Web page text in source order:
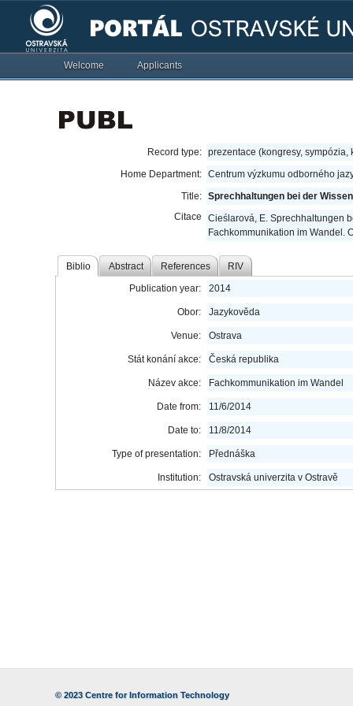
Welcome Applicants
Record type: prezentace (kongresy, sympózia,
Home Department: Centrum výzkumu odborného
Title: Sprechhaltungen bei der
Citace
Cieślarová, E. Sprechhaltungen
Fachkommunikation im Wandel.
Biblio Abstract References RIV
Publication year: 2014
Obor: Jazykověda
Venue: Ostrava
Stát konání akce: Česká republika
Název akce: Fachkommunikation im Wandel
Date from: 11/6/2014
Date to: 11/8/2014
Type of presentation: Přednáška
Institution: Ostravská univerzita v Ostravě
© 2023 Centre for Information Technology